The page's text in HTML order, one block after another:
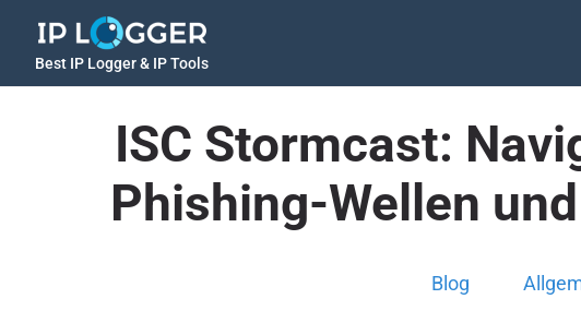
Best IP Logger & IP Tools
ISC Stormcast:
Phishing-Wellen
Blog